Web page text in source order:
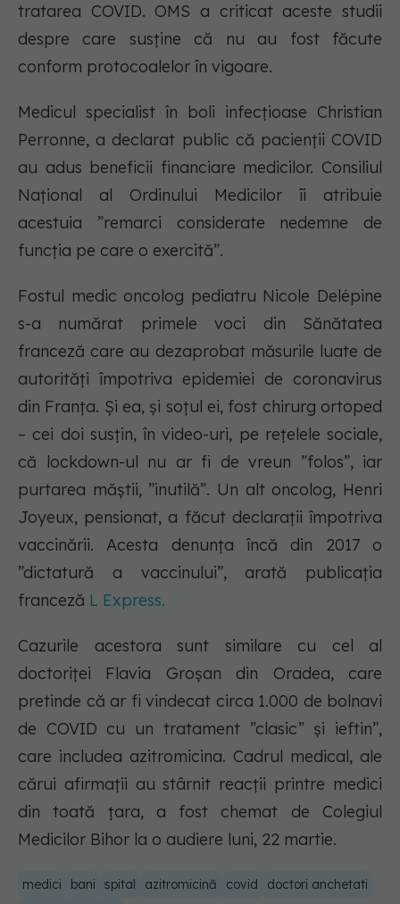
tratarea COVID. OMS a criticat aceste studii
despre care susține că nu au fost făcute
conform protocoalelor în vigoare.
Medicul specialist în boli infecțioase Christian
Perronne, a declarat public că pacienții COVID
au adus beneficii financiare medicilor. Consiliul
Național al Ordinului Medicilor îi atribuie
acestuia ”remarci considerate nedemne de
funcția pe care o exercită”.
Fostul medic oncolog pediatru Nicole Delépine
s-a numărat primele voci din Sănătatea
franceză care au dezaprobat măsurile luate de
autorități împotriva epidemiei de coronavirus
din Franța. Și ea, și soțul ei, fost chirurg ortoped
– cei doi susțin, în video-uri, pe rețelele sociale,
că lockdown-ul nu ar fi de vreun ”folos”, iar
purtarea măștii, ”inutilă”. Un alt oncolog, Henri
Joyeux, pensionat, a făcut declarații împotriva
vaccinării. Acesta denunța încă din 2017 o
”dictatură a vaccinului”, arată publicația
franceză L Express.
Cazurile acestora sunt similare cu cel al
doctoriței Flavia Groșan din Oradea, care
pretinde că ar fi vindecat circa 1.000 de bolnavi
de COVID cu un tratament ”clasic” și ieftin”,
care includea azitromicina. Cadrul medical, ale
cărui afirmații au stârnit reacții printre medici
din toată țara, a fost chemat de Colegiul
Medicilor Bihor la o audiere luni, 22 martie.
medici bani spital azitromicină covid doctori anchetati